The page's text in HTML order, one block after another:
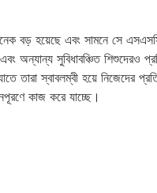
হয়েছে এবং সামনে সে এসএসসি
অন্যান্য সুবিধাবঞ্চিত শিশুদেরও
তারা স্বাবলম্বী হয়ে নিজেদের
কাজ করে যাচ্ছে।